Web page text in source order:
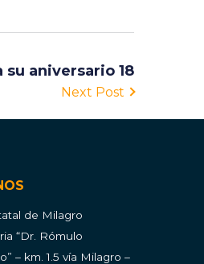
su aniversario 18
Next Post
de Milagro
“Dr. Rómulo
– km. 1.5 vía Milagro –